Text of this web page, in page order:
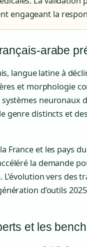
engageant la
arabe
langue latine à
et morphologie
neuronaux
genre distincts et
France et les pays
la demande
vers des
d’outils
et les